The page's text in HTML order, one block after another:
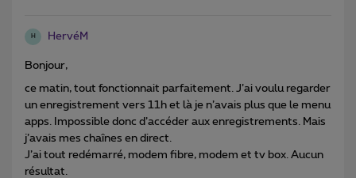
H HervéM
Bonjour,
ce matin, tout fonctionnait parfaitement. J’ai voulu regarder
un enregistrement vers 11h et là je n’avais plus que le menu
apps. Impossible donc d’accéder aux enregistrements. Mais
j’avais mes chaînes en direct.
J’ai tout redémarré, modem fibre, modem et tv box. Aucun
résultat.